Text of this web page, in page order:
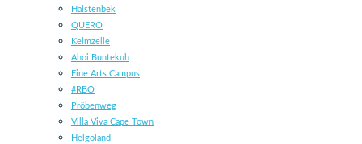
Halstenbek
QUERO
Keimzelle
Ahoi Buntekuh
Fine Arts Campus
#RBO
Pröbenweg
Villa Viva Cape Town
Helgoland